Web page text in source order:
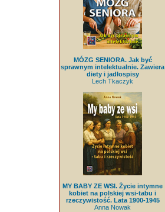
MÓZG SENIORA. Jak być
sprawnym intelektualnie. Zawiera
diety i jadłospisy
Lech Tkaczyk
MY BABY ZE WSI. Życie intymne
kobiet na polskiej wsi-tabu i
rzeczywistość. Lata 1900-1945
Anna Nowak